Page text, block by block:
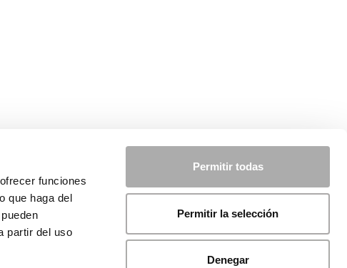
funciones
que haga del
partir del uso
Permitir todas
Permitir la selección
Denegar